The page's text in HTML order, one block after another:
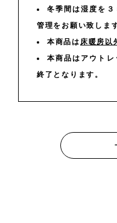
冬季間は湿度を
管理をお願い致しま
本商品は 床暖房以
本商品はアウトレ
終了となります。